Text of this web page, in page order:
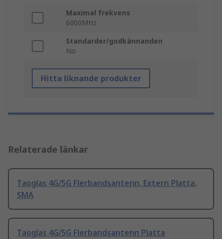
Maximal frekvens
6000MHz
Standarder/godkännanden
No
Hitta liknande produkter
Relaterade länkar
Taoglas 4G/5G Flerbandsantenn, Extern Platta,
SMA
Taoglas 4G/5G Flerbandsantenn Platta